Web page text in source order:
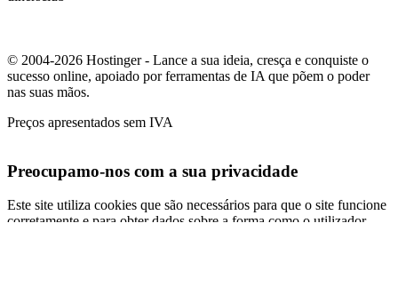
© 2004-2026 Hostinger - Lance a sua ideia, cresça e conquiste o
sucesso online, apoiado por ferramentas de IA que põem o poder
nas suas mãos.
Preços apresentados sem IVA
Preocupamo-nos com a sua privacidade
Este site utiliza cookies que são necessários para que o site funcione
corretamente e para obter dados sobre a forma como o utilizador